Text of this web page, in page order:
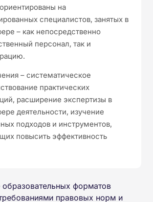
на
специалистов, занятых в
– как непосредственно
персонал, так и
– систематическое
практических
расширение экспертизы в
деятельности, изучение
подходов и инструментов,
повысить эффективность
образовательных форматов
правовых норм и